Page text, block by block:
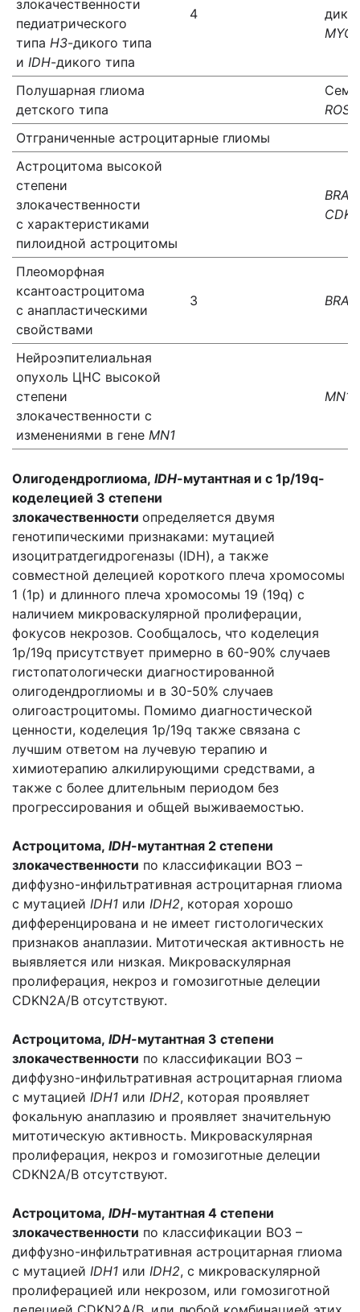
злокачественности
педиатрического
типа H3-дикого типа
и IDH-дикого типа
4
Полушарная глиома
детского типа
ROS,
Отграниченные астроцитарные глиомы
Астроцитома высокой
степени
злокачественности
с характеристиками
пилоидной астроцитомы
Плеоморфная
ксантоастроцитома
с анапластическими
свойствами
3
Нейроэпителиальная
опухоль ЦНС высокой
степени
злокачественности с
изменениями в гене MN1
MN1
Олигодендроглиома, IDH-мутантная и с 1p/19q-
коделецией 3 степени
злокачественности определяется двумя
генотипическими признаками: мутацией
изоцитратдегидрогеназы (IDH), а также
совместной делецией короткого плеча хромосомы
1 (1p) и длинного плеча хромосомы 19 (19q) с
наличием микроваскулярной пролиферации,
фокусов некрозов. Сообщалось, что коделеция
1p/19q присутствует примерно в 60-90% случаев
гистопатологически диагностированной
олигодендроглиомы и в 30-50% случаев
олигоастроцитомы. Помимо диагностической
ценности, коделеция 1p/19q также связана с
лучшим ответом на лучевую терапию и
химиотерапию алкилирующими средствами, а
также с более длительным периодом без
прогрессирования и общей выживаемостью.
Астроцитома, IDH-мутантная 2 степени
злокачественности по классификации ВОЗ –
диффузно-инфильтративная астроцитарная глиома
с мутацией IDH1 или IDH2, которая хорошо
дифференцирована и не имеет гистологических
признаков анаплазии. Митотическая активность не
выявляется или низкая. Микроваскулярная
пролиферация, некроз и гомозиготные делеции
CDKN2A/B отсутствуют.
Астроцитома, IDH-мутантная 3 степени
злокачественности по классификации ВОЗ –
диффузно-инфильтративная астроцитарная глиома
с мутацией IDH1 или IDH2, которая проявляет
фокальную анаплазию и проявляет значительную
митотическую активность. Микроваскулярная
пролиферация, некроз и гомозиготные делеции
CDKN2A/B отсутствуют.
Астроцитома, IDH-мутантная 4 степени
злокачественности по классификации ВОЗ –
диффузно-инфильтративная астроцитарная глиома
с мутацией IDH1 или IDH2, с микроваскулярной
пролиферацией или некрозом, или гомозиготной